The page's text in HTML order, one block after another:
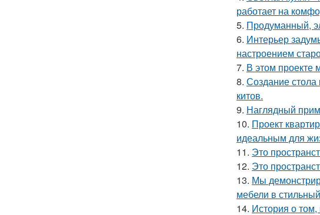
работает на
5. Продуманный,
6. Интерьер
настроением
7. В этом проекте
8. Создание
китов.
9. Наглядный
10. Проект
идеальным для
11. Это
12. Это
13. Мы
мебели в
14. История о